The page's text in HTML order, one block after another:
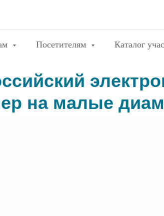
Посетителям Каталог
на малые